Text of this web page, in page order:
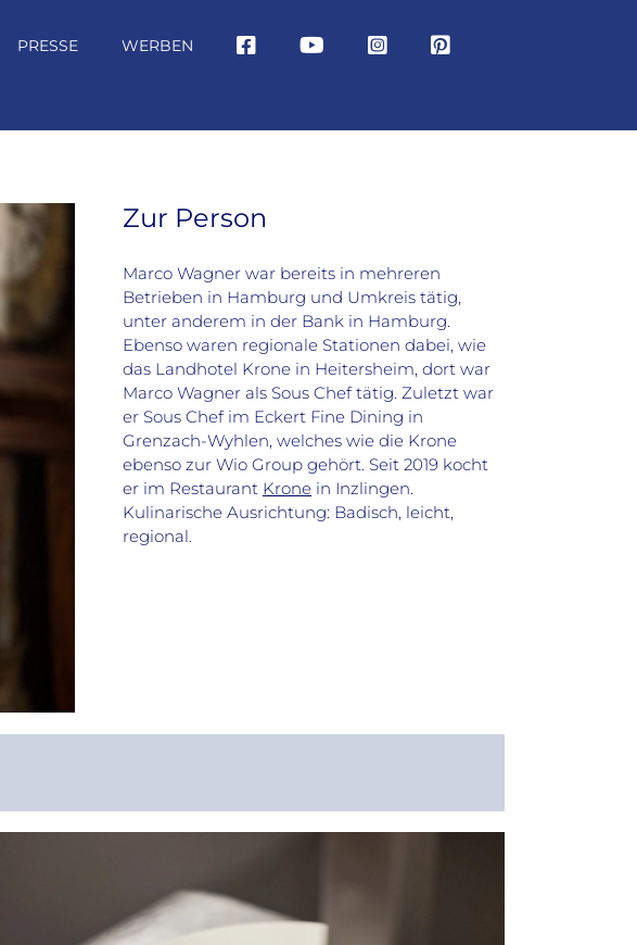
PRESSE WERBEN
Zur Person
Marco Wagner war bereits in mehreren
Betrieben in Hamburg und Umkreis tätig,
unter anderem in der Bank in Hamburg.
Ebenso waren regionale Stationen dabei, wie
das Landhotel Krone in Heitersheim, dort war
Marco Wagner als Sous Chef tätig. Zuletzt war
er Sous Chef im Eckert Fine Dining in
Grenzach-Wyhlen, welches wie die Krone
ebenso zur Wio Group gehört. Seit 2019 kocht
er im Restaurant Krone in Inzlingen.
Kulinarische Ausrichtung: Badisch, leicht,
regional.